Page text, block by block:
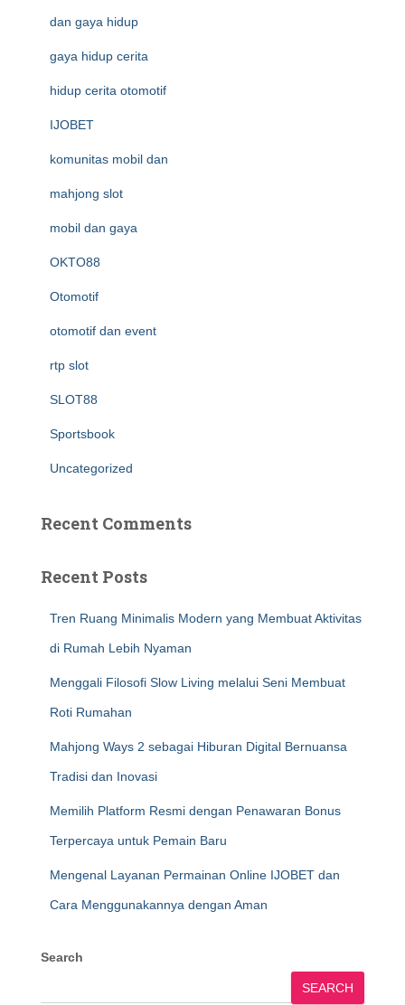
dan gaya hidup
gaya hidup cerita
hidup cerita otomotif
IJOBET
komunitas mobil dan
mahjong slot
mobil dan gaya
OKTO88
Otomotif
otomotif dan event
rtp slot
SLOT88
Sportsbook
Uncategorized
Recent Comments
Recent Posts
Tren Ruang Minimalis Modern yang Membuat Aktivitas
di Rumah Lebih Nyaman
Menggali Filosofi Slow Living melalui Seni Membuat
Roti Rumahan
Mahjong Ways 2 sebagai Hiburan Digital Bernuansa
Tradisi dan Inovasi
Memilih Platform Resmi dengan Penawaran Bonus
Terpercaya untuk Pemain Baru
Mengenal Layanan Permainan Online IJOBET dan
Cara Menggunakannya dengan Aman
Search
SEARCH